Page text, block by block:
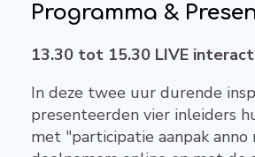
Programma &
13.30 tot 15.30 LIVE
In deze twee uur durende
presenteerden vier inleiders
met "participatie aanpak anno